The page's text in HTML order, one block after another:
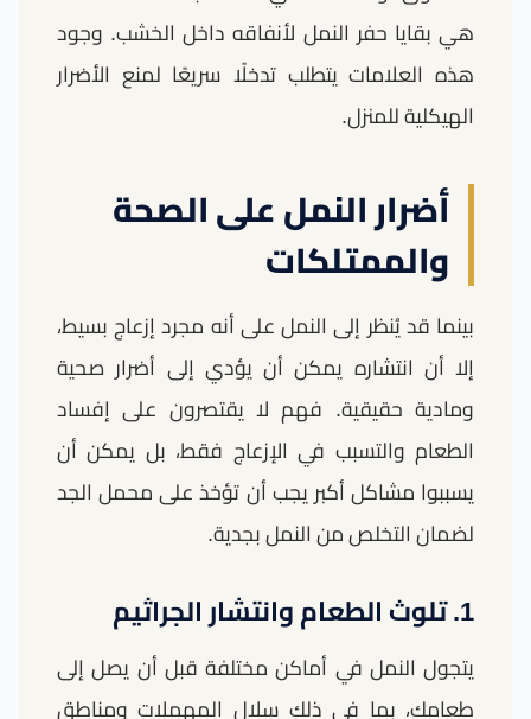
هي بقايا حفر النمل لأنفاقه داخل الخشب. وجود
هذه العلامات يتطلب تدخلًا سريعًا لمنع الأضرار
الهيكلية للمنزل.
أضرار النمل على الصحة
والممتلكات
بينما قد يُنظر إلى النمل على أنه مجرد إزعاج بسيط،
إلا أن انتشاره يمكن أن يؤدي إلى أضرار صحية
ومادية حقيقية. فهم لا يقتصرون على إفساد
الطعام والتسبب في الإزعاج فقط، بل يمكن أن
يسببوا مشاكل أكبر يجب أن تؤخذ على محمل الجد
لضمان التخلص من النمل بجدية.
1. تلوث الطعام وانتشار الجراثيم
يتجول النمل في أماكن مختلفة قبل أن يصل إلى
طعامك، بما في ذلك سلال المهملات ومناطق